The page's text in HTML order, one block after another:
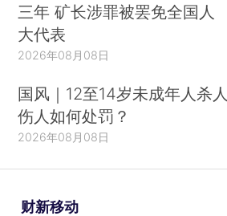
三年 矿长涉罪被罢免全国人
大代表
2026年08月08日
国风｜12至14岁未成年人杀人
伤人如何处罚？
2026年08月08日
财新移动